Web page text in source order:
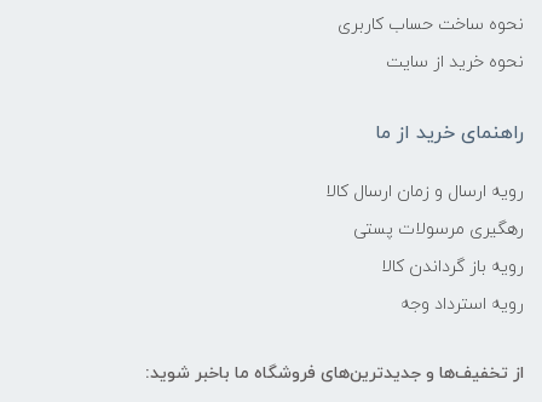
نحوه ساخت حساب کاربری
نحوه خرید از سایت
راهنمای خرید از ما
رویه ارسال و زمان ارسال کالا
رهگیری مرسولات پستی
رویه باز گرداندن کالا
رویه استرداد وجه
از تخفیف‌ها و جدیدترین‌های فروشگاه ما باخبر شوید: